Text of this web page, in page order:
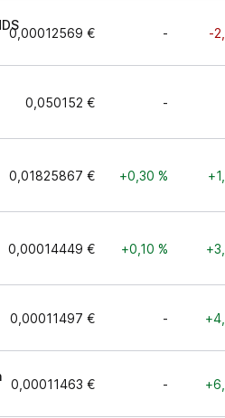
0,00012569 € - -
0,050152 € -
0,01825867 € +0,30 %
0,00014449 € +0,10 %
0,00011497 € -
0,00011463 € -